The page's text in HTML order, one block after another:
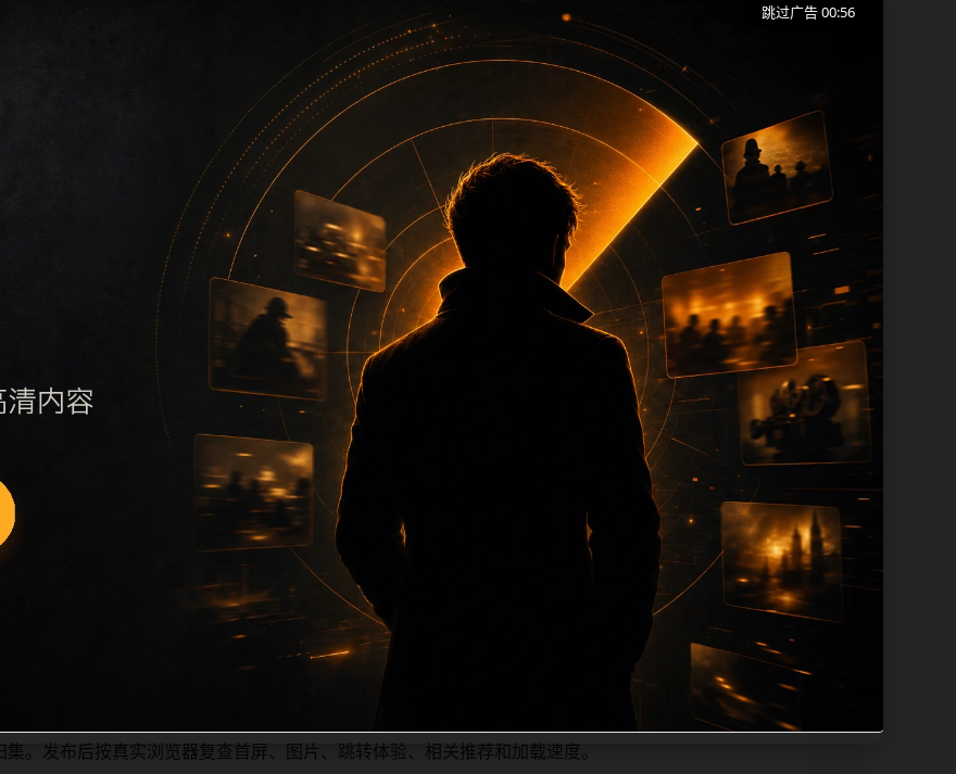
专题入口13面向移动端用户的连续浏览场景整理，核心围绕2026黑料门最新事件 免费观看、网红爆料
再把相关入口、同类推荐和上下文说明放在同一层级，减少用户来回搜索的成本。内容更新时优先保留
主题图，避免只堆关键词而没有可读信息。第13篇内容用于补齐栏目深度，同时帮助 sitemap、栏目
统一绑定站点主关键词、栏目词和文章标题，让搜索引擎能够从标题、正文、
集时，建议继续执行远程图片本地化、坏图默认图兜底、标题去重和 description 长度过滤。如果同一
事件背景、访问场景、相关问题或专题入口，降低站群页面之间的重复感。页面底部保留同类推荐、上
击深度尽量控制在三次以内。正文维护时可按用户搜索路径补充三类信息：入口是否稳定、同栏目还有
否一致。每次新增内容后同步检查标题、description、canonical、主题图、alt、title和推荐链接，确保
浏览。同站连续更新时避免重复标题和重复首段，优先补充不同关键词、不同栏目词和不同问题角度。
。发布后按真实浏览器复查首屏、图片、跳转体验、相关推荐和加载速度。
跳过广告 00:55